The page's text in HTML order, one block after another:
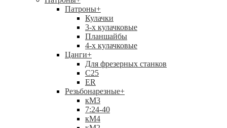
Патроны+
Кулачки
3-х кулачковые
Планшайбы
4-х кулачковые
Цанги+
Для фрезерных станков
С25
ER
Резьбонарезные+
кМ3
7:24-40
кМ4